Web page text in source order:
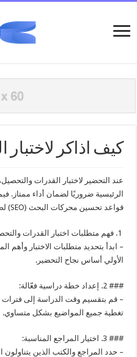
كيف اذاكر
عند التحضير لاختبار القدرات
الرئيسية ضروريًا لضمان أداء ممتاز.
قواعد تحسين محركات البحث (SEO) لضمان توفر المحتوى عبر الإنترنت:
– ابدأ بتحديد متطلبات الاختبار
الأولي أساس نجاح التحضير.
### 2. إعداد خطة دراسية فعّالة:
– قم بتقسيم وقت الدراسة إلى
تغطية جميع المواضيع بشكل متساوي.
### 3. اختيار المراجع المناسبة:
– حدد المراجع والكتب الذين